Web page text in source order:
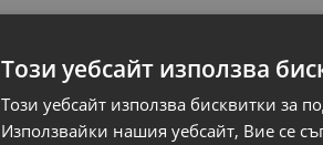
Този уебсайт използва
Този уебсайт използва бисквитки за
Използвайки нашия уебсайт, Вие се